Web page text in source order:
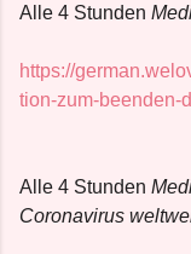
Alle 4 Stunden
https://
tion-zum-beenden-
Alle 4 Stunden
Coronavirus